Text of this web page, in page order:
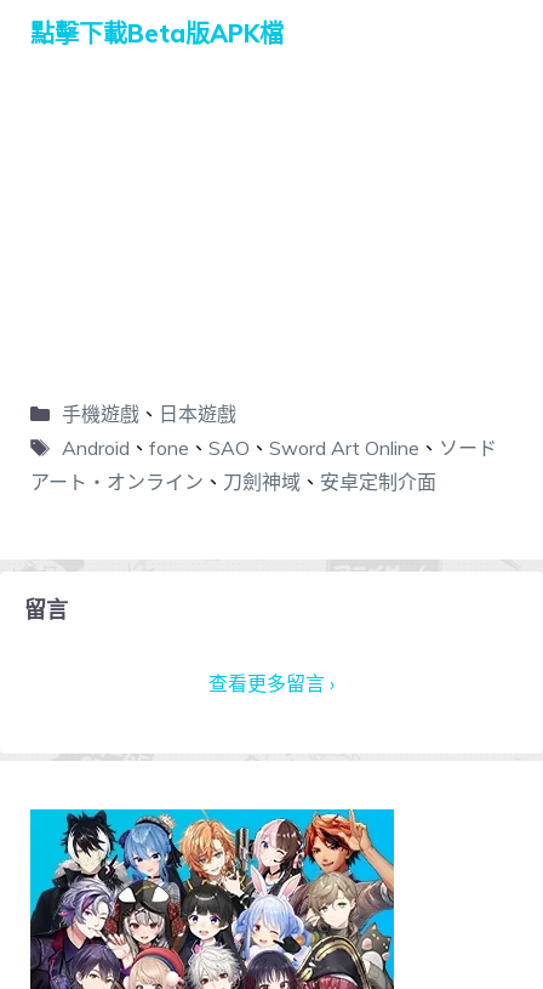
點擊下載Beta版APK檔
手機遊戲、 日本遊戲
Android 、 fone 、 SAO 、 Sword Art Online 、 ソード
アート・オンライン 、 刀劍神域 、 安卓定制介面
留言
查看更多留言 ›